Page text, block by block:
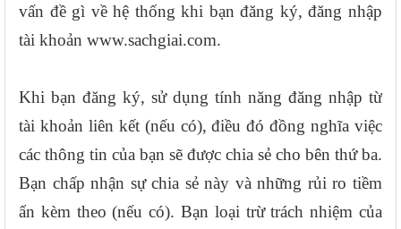
vấn đề gì về hệ thống khi bạn đăng ký, đăng nhập
tài khoản www.sachgiai.com.
Khi bạn đăng ký, sử dụng tính năng đăng nhập từ
tài khoản liên kết (nếu có), điều đó đồng nghĩa việc
các thông tin của bạn sẽ được chia sẻ cho bên thứ ba.
Bạn chấp nhận sự chia sẻ này và những rủi ro tiềm
ẩn kèm theo (nếu có). Bạn loại trừ trách nhiệm của